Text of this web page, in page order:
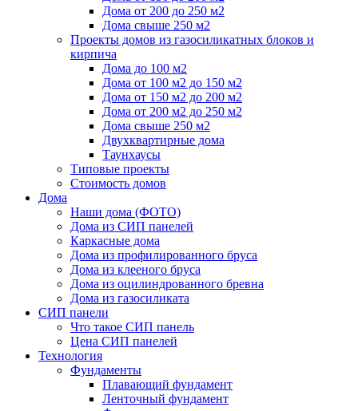
Дома от 200 до 250 м2
Дома свыше 250 м2
Проекты домов из газосиликатных блоков и
кирпича
Дома до 100 м2
Дома от 100 м2 до 150 м2
Дома от 150 м2 до 200 м2
Дома от 200 м2 до 250 м2
Дома свыше 250 м2
Двухквартирные дома
Таунхаусы
Типовые проекты
Стоимость домов
Дома
Наши дома (ФОТО)
Дома из СИП панелей
Каркасные дома
Дома из профилированного бруса
Дома из клееного бруса
Дома из оцилиндрованного бревна
Дома из газосиликата
СИП панели
Что такое СИП панель
Цена СИП панелей
Технология
Фундаменты
Плавающий фундамент
Ленточный фундамент